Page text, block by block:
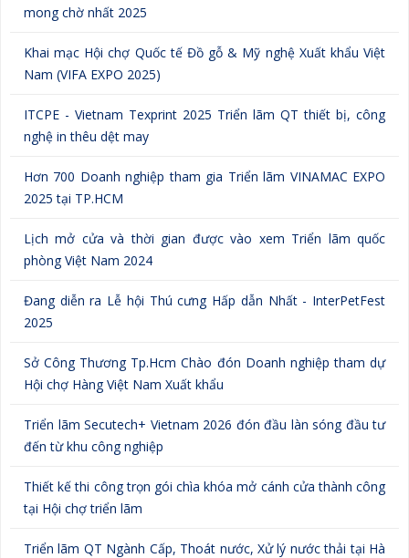
mong chờ nhất 2025
Khai mạc Hội chợ Quốc tế Đồ gỗ & Mỹ nghệ Xuất khẩu Việt
Nam (VIFA EXPO 2025)
ITCPE - Vietnam Texprint 2025 Triển lãm QT thiết bị, công
nghệ in thêu dệt may
Hơn 700 Doanh nghiệp tham gia Triển lãm VINAMAC EXPO
2025 tại TP.HCM
Lịch mở cửa và thời gian được vào xem Triển lãm quốc
phòng Việt Nam 2024
Đang diễn ra Lễ hội Thú cưng Hấp dẫn Nhất - InterPetFest
2025
Sở Công Thương Tp.Hcm Chào đón Doanh nghiệp tham dự
Hội chợ Hàng Việt Nam Xuất khẩu
Triển lãm Secutech+ Vietnam 2026 đón đầu làn sóng đầu tư
đến từ khu công nghiệp
Thiết kế thi công trọn gói chìa khóa mở cánh cửa thành công
tại Hội chợ triển lãm
Triển lãm QT Ngành Cấp, Thoát nước, Xử lý nước thải tại Hà